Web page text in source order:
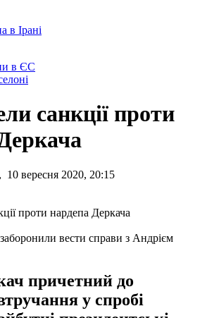
в Ірані
в ЄС
санкції проти
10 вересня 2020, 20:15
вести справи з Андрієм
причетний до
у спробі